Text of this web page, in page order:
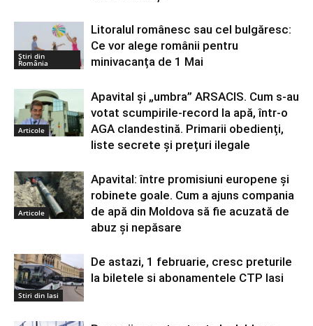
Știri din
România
Litoralul românesc sau cel bulgăresc:
Ce vor alege românii pentru
minivacanța de 1 Mai
Articole
Apavital și „umbra” ARSACIS. Cum s-au
votat scumpirile-record la apă, într-o
AGA clandestină. Primarii obedienți,
liste secrete și prețuri ilegale
Articole
Apavital: între promisiuni europene și
robinete goale. Cum a ajuns compania
de apă din Moldova să fie acuzată de
abuz și nepăsare
Stiri din Iasi
De astazi, 1 februarie, cresc preturile
la biletele si abonamentele CTP Iasi